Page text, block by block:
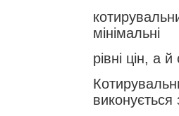
мінімальні
рівні цін, а
виконується